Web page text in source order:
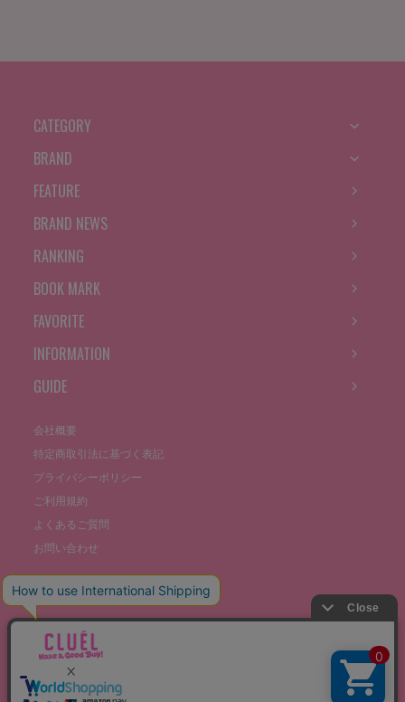
CATEGORY
BRAND
FEATURE
BRAND NEWS
RANKING
BOOK MARK
FAVORITE
INFORMATION
GUIDE
会社概要
特定商取引法に基づく表記
プライバシーポリシー
ご利用規約
よくあるご質問
お問い合わせ
©THE STOCKS CO., LTD